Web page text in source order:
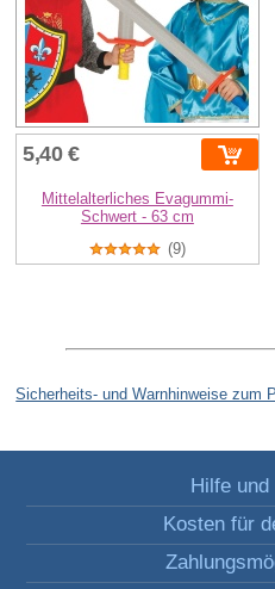
5,40 €
Mittelalterliches Evagummi-
Schwert - 63 cm
(9)
Sicherheits- und Warnhinweise zum
Hilfe
Kosten für